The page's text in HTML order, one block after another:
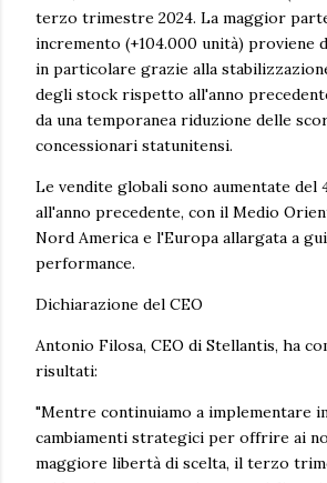
terzo trimestre 2024. La maggior
incremento (+104.000 unità) proviene
in particolare grazie alla
degli stock rispetto all'anno
da una temporanea riduzione delle
concessionari statunitensi.
Le vendite globali sono aumentate del
all'anno precedente, con il Medio
Nord America e l'Europa allargata a
performance.
Dichiarazione del CEO
Antonio Filosa, CEO di Stellantis, ha
risultati:
"Mentre continuiamo a implementare
cambiamenti strategici per offrire ai
maggiore libertà di scelta, il terzo